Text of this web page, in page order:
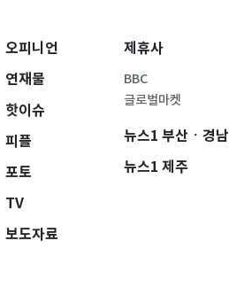
오피니언
연재물
핫이슈
피플
포토
TV
보도자료
제휴사
BBC
글로벌마켓
뉴스1 부산ㆍ경남
뉴스1 제주